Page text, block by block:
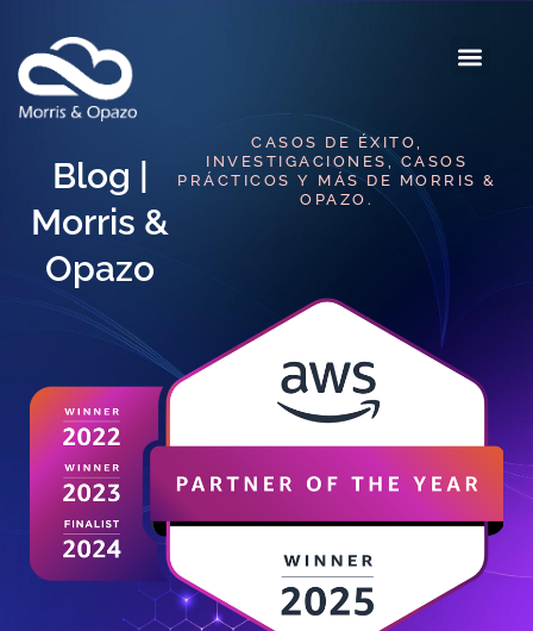
Blog |
Morris &
Opazo
CASOS DE ÉXITO,
INVESTIGACIONES, CASOS
PRÁCTICOS Y MÁS DE MORRIS &
OPAZO.